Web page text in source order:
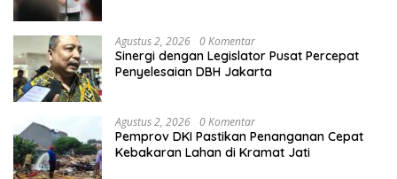
Agustus 2, 2026 0 Komentar
Sinergi dengan Legislator Pusat Percepat
Penyelesaian DBH Jakarta
Agustus 2, 2026 0 Komentar
Pemprov DKI Pastikan Penanganan Cepat
Kebakaran Lahan di Kramat Jati